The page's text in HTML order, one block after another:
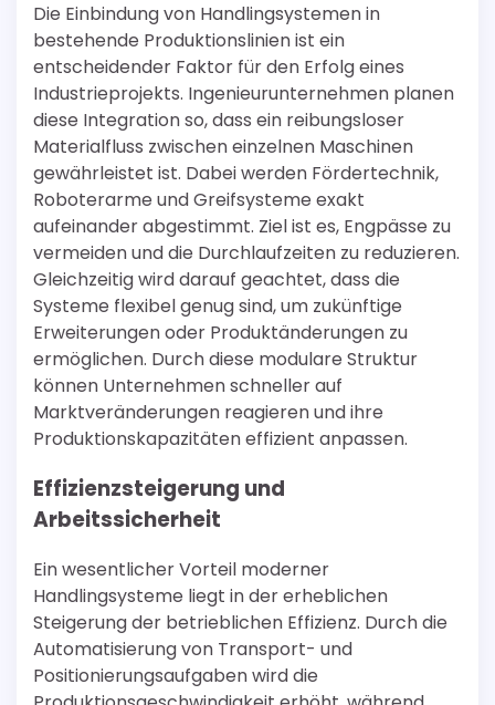
Die Einbindung von Handlingsystemen in
bestehende Produktionslinien ist ein
entscheidender Faktor für den Erfolg eines
Industrieprojekts. Ingenieurunternehmen planen
diese Integration so, dass ein reibungsloser
Materialfluss zwischen einzelnen Maschinen
gewährleistet ist. Dabei werden Fördertechnik,
Roboterarme und Greifsysteme exakt
aufeinander abgestimmt. Ziel ist es, Engpässe zu
vermeiden und die Durchlaufzeiten zu reduzieren.
Gleichzeitig wird darauf geachtet, dass die
Systeme flexibel genug sind, um zukünftige
Erweiterungen oder Produktänderungen zu
ermöglichen. Durch diese modulare Struktur
können Unternehmen schneller auf
Marktveränderungen reagieren und ihre
Produktionskapazitäten effizient anpassen.
Effizienzsteigerung und
Arbeitssicherheit
Ein wesentlicher Vorteil moderner
Handlingsysteme liegt in der erheblichen
Steigerung der betrieblichen Effizienz. Durch die
Automatisierung von Transport- und
Positionierungsaufgaben wird die